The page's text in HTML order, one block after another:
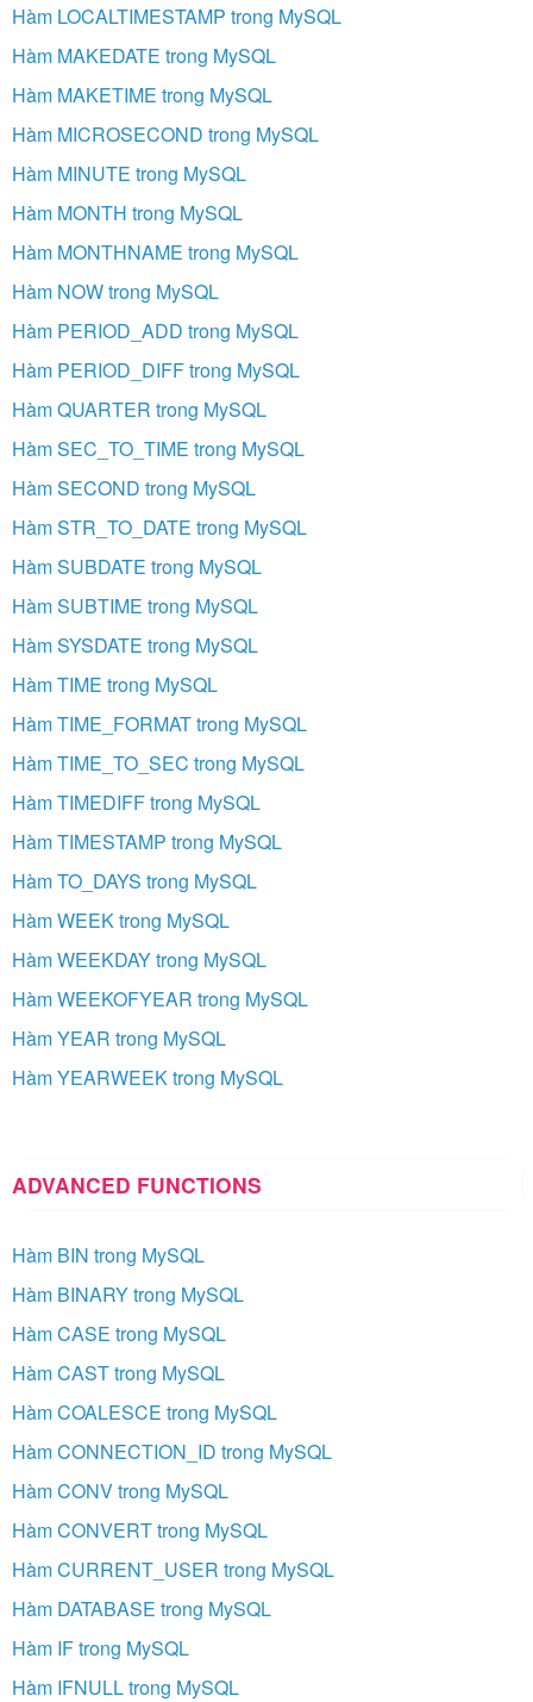
Hàm LOCALTIMESTAMP trong MySQL
Hàm MAKEDATE trong MySQL
Hàm MAKETIME trong MySQL
Hàm MICROSECOND trong MySQL
Hàm MINUTE trong MySQL
Hàm MONTH trong MySQL
Hàm MONTHNAME trong MySQL
Hàm NOW trong MySQL
Hàm PERIOD_ADD trong MySQL
Hàm PERIOD_DIFF trong MySQL
Hàm QUARTER trong MySQL
Hàm SEC_TO_TIME trong MySQL
Hàm SECOND trong MySQL
Hàm STR_TO_DATE trong MySQL
Hàm SUBDATE trong MySQL
Hàm SUBTIME trong MySQL
Hàm SYSDATE trong MySQL
Hàm TIME trong MySQL
Hàm TIME_FORMAT trong MySQL
Hàm TIME_TO_SEC trong MySQL
Hàm TIMEDIFF trong MySQL
Hàm TIMESTAMP trong MySQL
Hàm TO_DAYS trong MySQL
Hàm WEEK trong MySQL
Hàm WEEKDAY trong MySQL
Hàm WEEKOFYEAR trong MySQL
Hàm YEAR trong MySQL
Hàm YEARWEEK trong MySQL
ADVANCED FUNCTIONS
Hàm BIN trong MySQL
Hàm BINARY trong MySQL
Hàm CASE trong MySQL
Hàm CAST trong MySQL
Hàm COALESCE trong MySQL
Hàm CONNECTION_ID trong MySQL
Hàm CONV trong MySQL
Hàm CONVERT trong MySQL
Hàm CURRENT_USER trong MySQL
Hàm DATABASE trong MySQL
Hàm IF trong MySQL
Hàm IFNULL trong MySQL